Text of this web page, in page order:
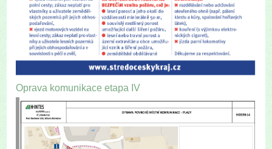
Oprava komunikace etapa IV